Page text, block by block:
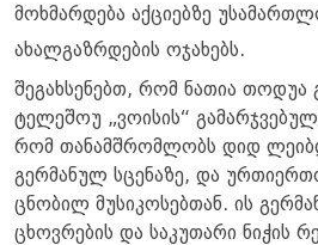
მოხმარდება აქ­ცი­ებ­ზე
ახალ­გაზ­რდე­ბის ოჯა­ხებს.
შეგახსენებთ, რომ ნათია თოდუა
ტელეშოუ „ვოისის“
რომ თანამშრომლობს დიდ
გერმანულ სცენაზე, და
ცნობილ მუსიკოსებთან. ის
ცხოვრების და საკუთარი ნიჭის